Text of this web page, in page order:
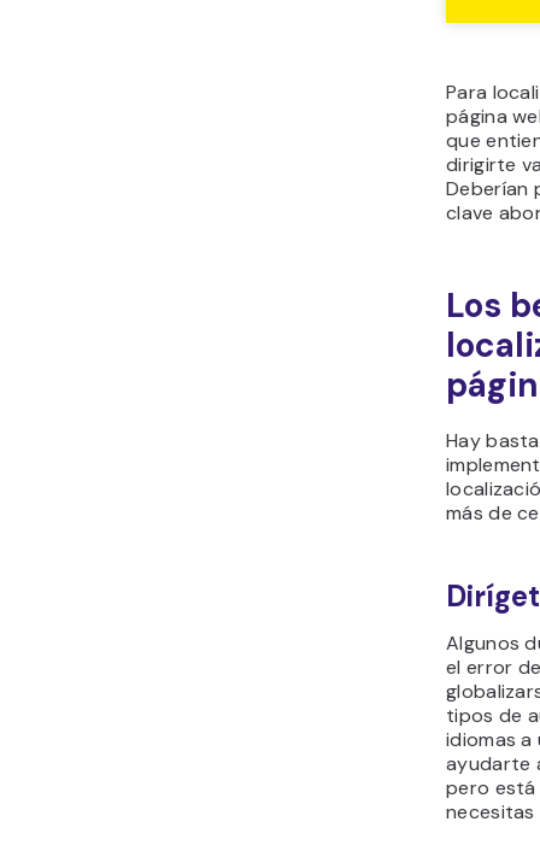
Para
página
que
dirigirte
Deberían
clave
Los
Hay
más de
Algunos
el error
tipos de
idiomas a
ayudarte
pero está
necesitas